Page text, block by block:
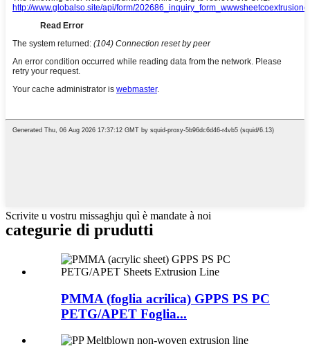
Scrivite u vostru missaghju quì è mandate à noi
categurie di prudutti
PMMA (foglia acrilica) GPPS PS PC
PETG/APET Foglia...